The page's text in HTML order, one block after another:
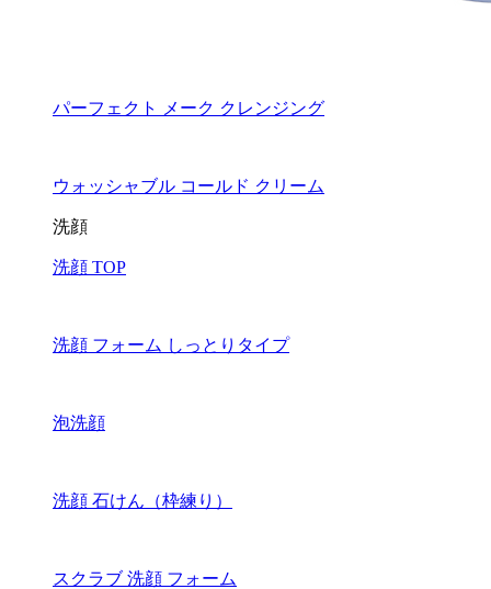
パーフェクト メーク クレンジング
ウォッシャブル コールド クリーム
洗顔
洗顔 TOP
洗顔 フォーム しっとりタイプ
泡洗顔
洗顔 石けん（枠練り）
スクラブ 洗顔 フォーム